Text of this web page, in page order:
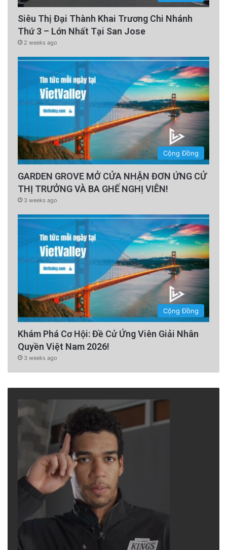
Siêu Thị Đại Thành Khai Trương Chi Nhánh
Thứ 3 – Lớn Nhất Tại San Jose
2 weeks ago
Cộng Đồng
GARDEN GROVE MỞ CỬA NHẬN ĐƠN ỨNG CỬ
THỊ TRƯỞNG VÀ BA GHẾ NGHỊ VIÊN!
3 weeks ago
Cộng Đồng
Khám Phá Cơ Hội: Đề Cử Ứng Viên Giải Nhân
Quyền Việt Nam 2026!
3 weeks ago